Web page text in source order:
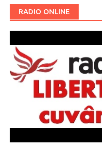
RADIO ONLINE